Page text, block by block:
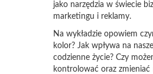
jako narzędzia w świecie
marketingu i reklamy.
Na wykładzie opowiem
kolor? Jak wpływa na nasze
codzienne życie? Czy
kontrolować oraz zmieniać